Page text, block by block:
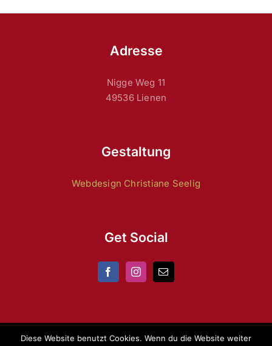
Adresse
Nigge Weg 11
49536 Lienen
Gestaltung
Webdesign Christiane Seelig
Get Social
Diese Website benutzt Cookies. Wenn du die Website weiter